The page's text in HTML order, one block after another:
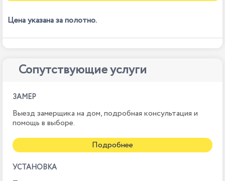
Цена указана за полотно.
Сопутствующие услуги
ЗАМЕР
Выезд замерщика на дом, подробная консультация и
помощь в выборе.
Подробнее
УСТАНОВКА